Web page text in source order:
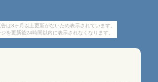
は3ヶ月以上更新がないため表示されています。
を更新後24時間以内に表示されなくなります。